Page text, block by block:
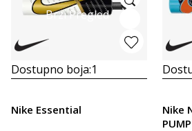
Brzi Pregled
Dostupno boja:1
Nike Essential
Nike
PUMP